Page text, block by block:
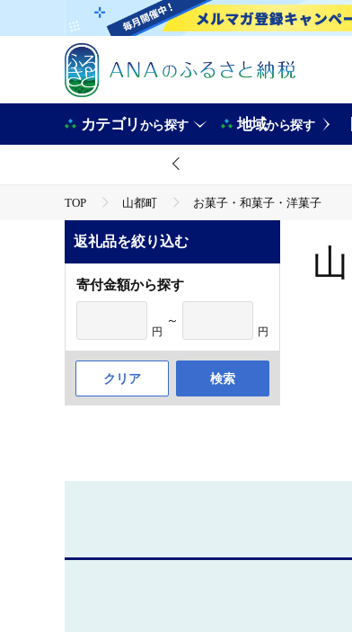
カテゴリから探す 地域から探す
TOP 山都町 お菓子・和菓子・洋菓子
返礼品を絞り込む
寄付金額から探す
円
～
円
クリア 検索